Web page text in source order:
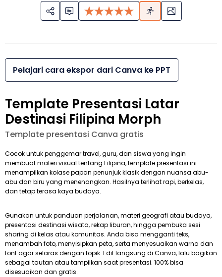
Pelajari cara ekspor dari Canva ke PPT
Template Presentasi Latar
Destinasi Filipina Morph
Template presentasi Canva gratis
Cocok untuk penggemar travel, guru, dan siswa yang ingin
membuat materi visual tentang Filipina, template presentasi ini
menampilkan kolase papan penunjuk klasik dengan nuansa abu-
abu dan biru yang menenangkan. Hasilnya terlihat rapi, berkelas,
dan tetap terasa kaya budaya.
Gunakan untuk panduan perjalanan, materi geografi atau budaya,
presentasi destinasi wisata, rekap liburan, hingga pembuka sesi
sharing di kelas atau komunitas. Anda bisa mengganti teks,
menambah foto, menyisipkan peta, serta menyesuaikan warna dan
font agar selaras dengan topik. Edit langsung di Canva, lalu bagikan
sebagai tautan atau tampilkan saat presentasi. 100% bisa
disesuaikan dan gratis.